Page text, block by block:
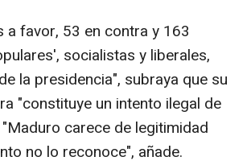
favor, 53 en contra y 163
socialistas y liberales,
la presidencia", subraya que su
"constituye un intento ilegal de
carece de legitimidad
no lo reconoce", añade.